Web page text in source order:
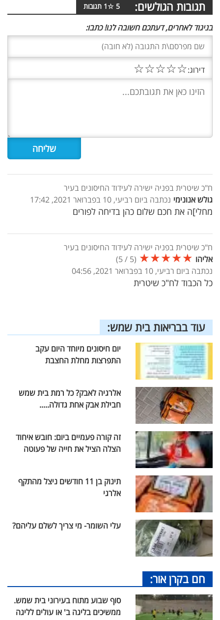
תגובות הגולשים: 5
☆
1 תגובות
בניגוד לאחרים, דעתכם חשובה לנו! כתבו:
דירוג:☆
☆
☆
☆
☆
ח"כ שיטרית בפניה ישירה לעידוד החיסונים בעיר
גולש אנונימי נכתבה ביום רביעי, 10 בפברואר 2021, 17:42
מחלי]ה את חכם שלום כהן בדיחה לפורים
ח"כ שיטרית בפניה ישירה לעידוד החיסונים בעיר
אליהו ★
★
★
★
★
(
5
/
5
)
נכתבה ביום רביעי, 10 בפברואר 2021, 04:56
כל הכבוד לח"כ שיטרית
עוד בבריאות בית שמש:
יום חיסונים מיוחד היום עקב
התפרצות מחלת החצבת
אלרגיה לאבק? כל רמת בית שמש
חבילת אבק אחת גדולה.....
זה קורה פעמיים ביום: חובש איחוד
הצלה הציל את חייה של פעוטה
תינוק בן 11 חודשים ניצל מהתקף
אלרגי
עלי השומר- מי צריך לשלם עליהם?
חם בקרן אור:
סוף שבוע מתוח בעירוני בית שמש.
ממשיכים בליגה ב' או עולים לליגה